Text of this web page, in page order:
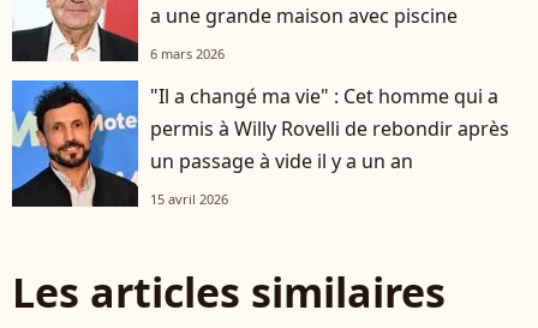
a une grande maison avec piscine
6 mars 2026
"Il a changé ma vie" : Cet homme qui a
permis à Willy Rovelli de rebondir après
un passage à vide il y a un an
15 avril 2026
Les articles similaires